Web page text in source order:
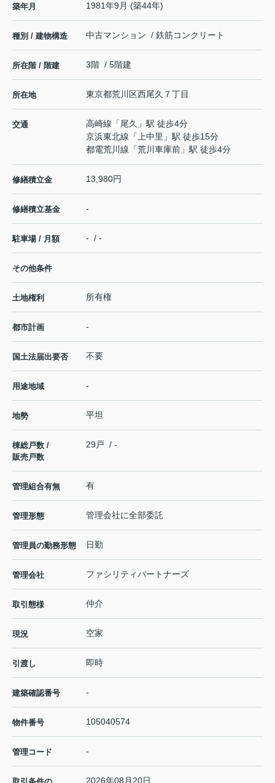
築年月 1981年9月 (築44年)
種別 / 建物構造 中古マンション / 鉄筋コンクリート
所在階 / 階建 3階 / 5階建
所在地 東京都荒川区西尾久 ７丁目
交通 高崎線 「尾久 」駅 徒歩4分
京浜東北線 「 上中里 」駅 徒歩15分
都電荒川線 「荒川車庫前 」駅 徒歩4分
修繕積立金 13,980円
修繕積立基金 -
駐車場 / 月額 - / -
その他条件
土地権利 所有権
都市計画 -
国土法届出要否 不要
用途地域 -
地勢 平坦
棟総戸数 /
販売戸数
29戸 / -
管理組合有無 有
管理形態 管理会社に全部委託
管理員の勤務形態 日勤
管理会社 ファシリティパートナーズ
取引態様 仲介
現況 空家
引渡し 即時
建築確認番号 -
物件番号 105040574
管理コード -
2026年08月20日